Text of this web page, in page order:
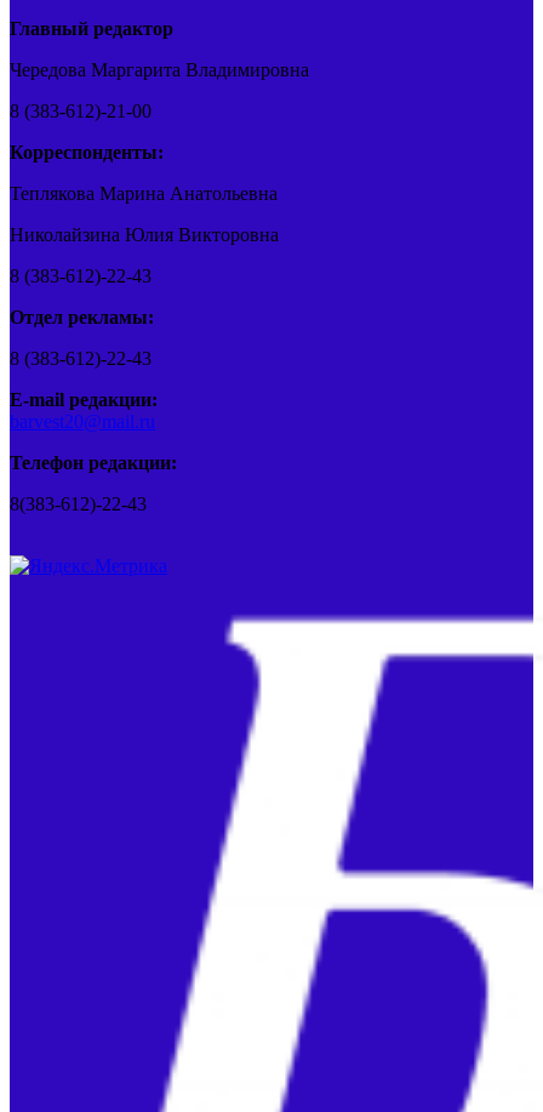
Главный редактор
Чередова Маргарита Владимировна
8 (383-612)-21-00
Корреспонденты:
Теплякова Марина Анатольевна
Николайзина Юлия Викторовна
8 (383-612)-22-43
Отдел рекламы:
8 (383-612)-22-43
E-mail редакции:
barvest20@mail.ru
Телефон редакции:
8(383-612)-22-43